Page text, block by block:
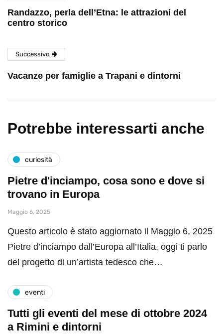
Randazzo, perla dell’Etna: le attrazioni del
centro storico
Successivo
Vacanze per famiglie a Trapani e dintorni
Potrebbe interessarti anche
curiosità
Pietre d'inciampo, cosa sono e dove si
trovano in Europa
Maggio 6, 2025
Questo articolo è stato aggiornato il Maggio 6, 2025
Pietre d’inciampo dall’Europa all’Italia, oggi ti parlo
del progetto di un’artista tedesco che…
eventi
Tutti gli eventi del mese di ottobre 2024
a Rimini e dintorni